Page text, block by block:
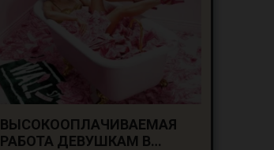
ВЫСОКООПЛАЧИВАЕМАЯ
РАБОТА ДЕВУШКАМ В